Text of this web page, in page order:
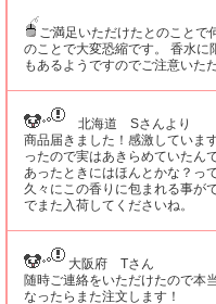
ご満足いただけたとのことで
のことで大変恐縮です。 香水に
もあるようですのでご注意いた
北海道 Sさんより
商品届きました！感激していま
ったので実はあきらめていたん
あったときにはほんとかな？っ
久々にこの香りに包まれる事が
でまた入荷してくださいね。
大阪府 Tさん
随時ご連絡をいただけたので本
なったらまた注文します！